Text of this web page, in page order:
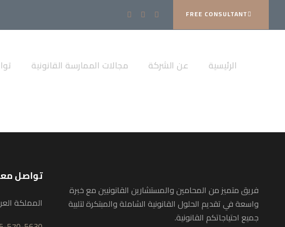
FREE CONSULTANT
الرئيسية عن الشركة مجالات الممارسة القانونية
فريق متميز من المحامين والمستشارين القانونيين مع خبرة
واسعة في تقديم الحلول القانونية الشاملة والمبتكرة لتلبية
جميع احتياجاتكم القانونية.
تواصل
المملكة